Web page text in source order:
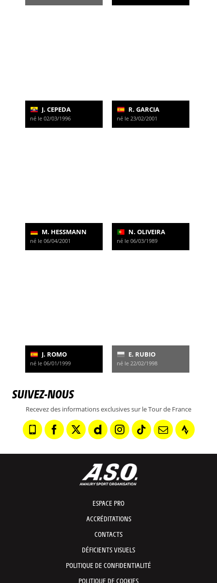
J. CEPEDA
né le 02/03/1996
R. GARCIA
né le 23/02/2001
M. HESSMANN
né le 06/04/2001
N. OLIVEIRA
né le 06/03/1989
J. ROMO
né le 06/01/1999
E. RUBIO
né le 22/02/1998
SUIVEZ-NOUS
Recevez des informations exclusives sur le Tour de France
ESPACE PRO
ACCRÉDITATIONS
CONTACTS
DÉFICIENTS VISUELS
POLITIQUE DE CONFIDENTIALITÉ
POLITIQUE DE COOKIES